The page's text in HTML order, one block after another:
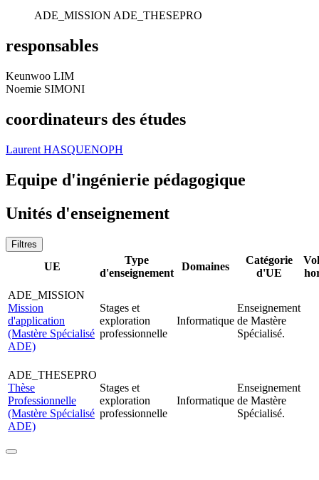
ADE_MISSION ADE_THESEPRO
responsables
Keunwoo LIM
Noemie SIMONI
coordinateurs des études
Laurent HASQUENOPH
Equipe d'ingénierie pédagogique
Unités d'enseignement
Filtres
UE
Type
d'enseignement
Domaines
Catégorie
d'UE
ADE_MISSION
Mission
d'application
(Mastère Spécialisé
ADE)
Stages et
exploration
professionnelle
Informatique
Enseignement
de Mastère
Spécialisé.
ADE_THESEPRO
Thèse
Professionnelle
(Mastère Spécialisé
ADE)
Stages et
exploration
professionnelle
Informatique
Enseignement
de Mastère
Spécialisé.